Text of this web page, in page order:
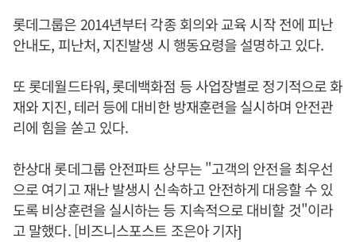
롯데그룹은 2014년부터 각종 회의와 교육 시작 전에 피난
안내도, 피난처, 지진발생 시 행동요령을 설명하고 있다.
또 롯데월드타워, 롯데백화점 등 사업장별로 정기적으로 화
재와 지진, 테러 등에 대비한 방재훈련을 실시하며 안전관
리에 힘을 쏟고 있다.
한상대 롯데그룹 안전파트 상무는 "고객의 안전을 최우선
으로 여기고 재난 발생시 신속하고 안전하게 대응할 수 있
도록 비상훈련을 실시하는 등 지속적으로 대비할 것"이라
고 말했다. [비즈니스포스트 조은아 기자]